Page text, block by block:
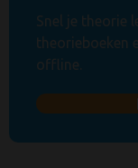
Snel je theorie
theorieboeken
offline.